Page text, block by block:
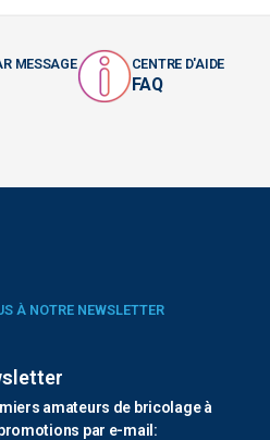
MESSAGE CENTRE D'AIDE
FAQ
À NOTRE NEWSLETTER
amateurs de bricolage à
par e-mail: